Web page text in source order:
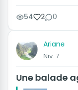
54 2 0
Ariane
Niv. 7
Une balade